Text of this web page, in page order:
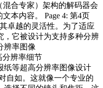
混合专家）架构的解码器会
本内容。 Page 4: 第4页
卓越的灵活性。为了适应
，它被设计为支持多种分辨
辨率图像
分辨率细节
纸等超高分辨率图像设计
自如。这就像一个专业的